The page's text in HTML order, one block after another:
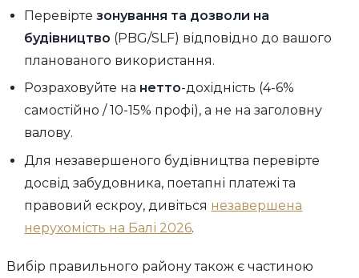
Перевіртезонування та дозволи на
будівництво (PBG/SLF) відповідно до вашого
планованого використання.
Розраховуйте на нетто-дохідність (4-6%
самостійно / 10-15% профі), а не на заголовну
валову.
Для незавершеного будівництва перевірте
досвід забудовника, поетапні платежі та
правовий ескроу, дивіться незавершена
нерухомість на Балі 2026.
Вибір правильного району також є частиною